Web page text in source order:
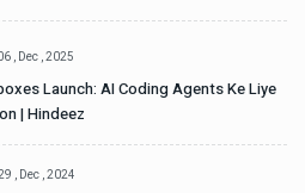
, Dec , 2025
Launch: AI Coding Agents Ke Liye
| Hindeez
, Dec , 2024